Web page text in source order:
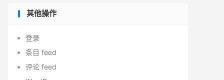
其他操作
登录
条目 feed
评论 feed